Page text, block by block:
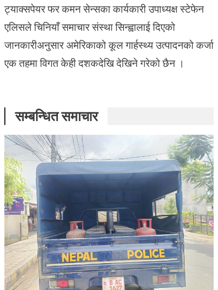
ट्याक्सपेयर फर कमन सेन्सका कार्यकारी उपाध्यक्ष स्टेफेन
एलिसले चिनियाँ समाचार संस्था सिन्ह्वालाई दिएको
जानकारीअनुसार अमेरिकाको कूल गार्हस्थ्य उत्पादनको कर्जा
एक तहमा विगत केही दशकदेखि देखिने गरेको छैन ।
सम्बन्धित समाचार